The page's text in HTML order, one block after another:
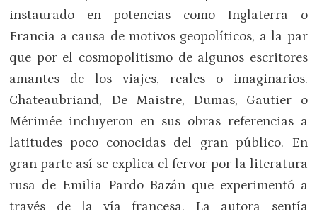
instaurado en potencias como Inglaterra o
Francia a causa de motivos geopolíticos, a la par
que por el cosmopolitismo de algunos escritores
amantes de los viajes, reales o imaginarios.
Chateaubriand, De Maistre, Dumas, Gautier o
Mérimée incluyeron en sus obras referencias a
latitudes poco conocidas del gran público. En
gran parte así se explica el fervor por la literatura
rusa de Emilia Pardo Bazán que experimentó a
través de la vía francesa. La autora sentía